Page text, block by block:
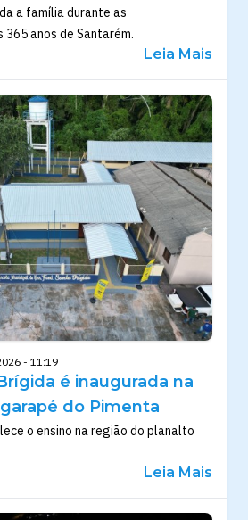
a família durante as
anos de Santarém.
Leia Mais
- 11:19
é inaugurada na
do Pimenta
o ensino na região do planalto
Leia Mais